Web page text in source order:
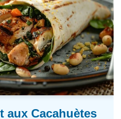
aux Cacahuètes